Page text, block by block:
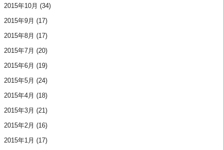
2015年10月 (34)
2015年9月 (17)
2015年8月 (17)
2015年7月 (20)
2015年6月 (19)
2015年5月 (24)
2015年4月 (18)
2015年3月 (21)
2015年2月 (16)
2015年1月 (17)